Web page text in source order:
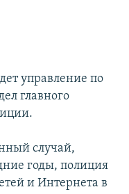
управление по
главного
случай,
годы, полиция
и Интернета в